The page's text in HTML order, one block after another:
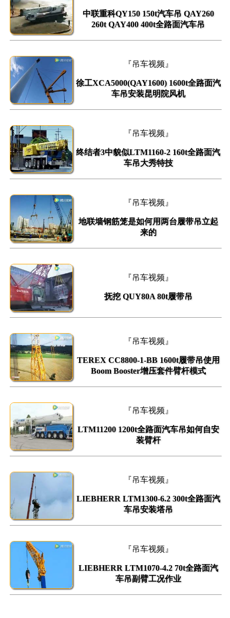
中联重科QY150 150t汽车吊 QAY260
260t QAY400 400t全路面汽车吊
『吊车视频』
徐工XCA5000(QAY1600) 1600t全路面汽
车吊安装昆明院风机
『吊车视频』
终结者3中貌似LTM1160-2 160t全路面汽
车吊大秀特技
『吊车视频』
地联墙钢筋笼是如何用两台履带吊立起
来的
『吊车视频』
抚挖 QUY80A 80t履带吊
『吊车视频』
TEREX CC8800-1-BB 1600t履带吊使用
Boom Booster增压套件臂杆模式
『吊车视频』
LTM11200 1200t全路面汽车吊如何自安
装臂杆
『吊车视频』
LIEBHERR LTM1300-6.2 300t全路面汽
车吊安装塔吊
『吊车视频』
LIEBHERR LTM1070-4.2 70t全路面汽
车吊副臂工况作业